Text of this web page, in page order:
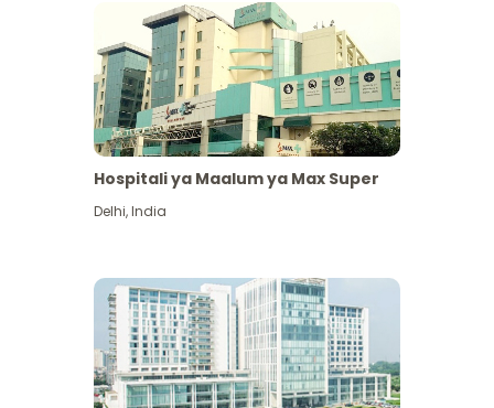
Hospitali ya Maalum ya Max Super
Delhi,India